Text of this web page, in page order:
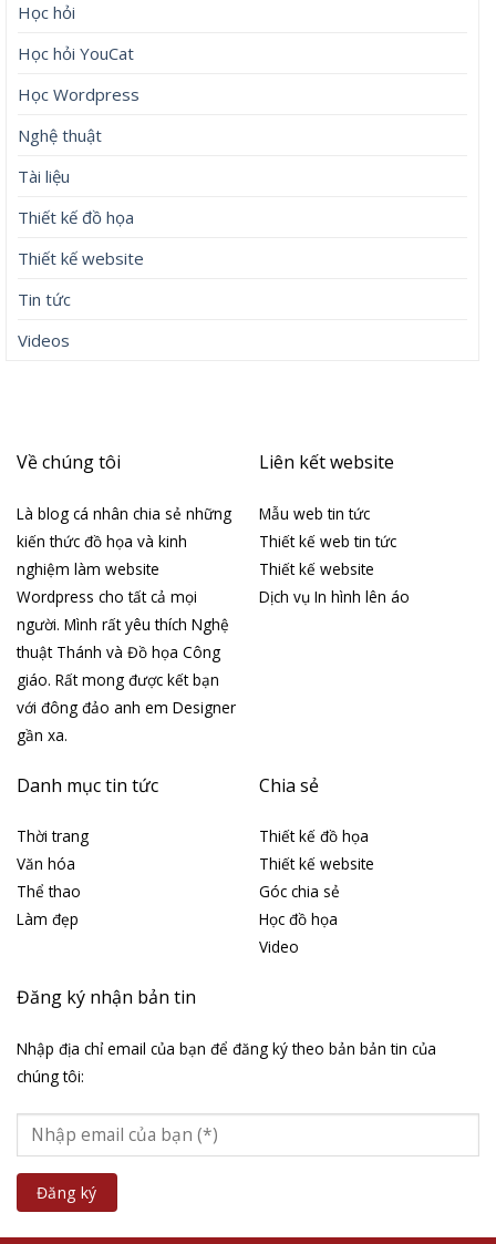
Học hỏi
Học hỏi YouCat
Học Wordpress
Nghệ thuật
Tài liệu
Thiết kế đồ họa
Thiết kế website
Tin tức
Videos
Về chúng tôi
Là blog cá nhân chia sẻ những
kiến thức đồ họa và kinh
nghiệm làm website
Wordpress cho tất cả mọi
người. Mình rất yêu thích Nghệ
thuật Thánh và Đồ họa Công
giáo. Rất mong được kết bạn
với đông đảo anh em Designer
gần xa.
Liên kết website
Mẫu web tin tức
Thiết kế web tin tức
Thiết kế website
Dịch vụ In hình lên áo
Danh mục tin tức
Thời trang
Văn hóa
Thể thao
Làm đẹp
Chia sẻ
Thiết kế đồ họa
Thiết kế website
Góc chia sẻ
Học đồ họa
Video
Đăng ký nhận bản tin
Nhập địa chỉ email của bạn để đăng ký theo bản bản tin của
chúng tôi: